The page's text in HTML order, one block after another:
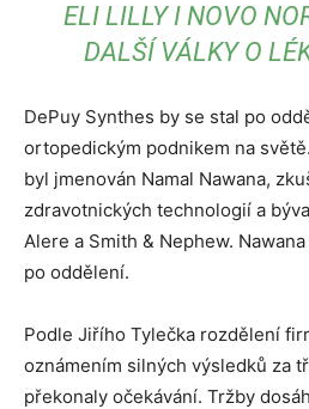
ELI LILLY I NOVO
DALŠÍ VÁLKY O
DePuy Synthes by se stal po
ortopedickým podnikem na
byl jmenován Namal Nawana,
zdravotnických technologií a
Alere a Smith & Nephew.
po oddělení.
Podle Jiřího Tylečka rozdělení
oznámením silných výsledků za
překonaly očekávání. Tržby